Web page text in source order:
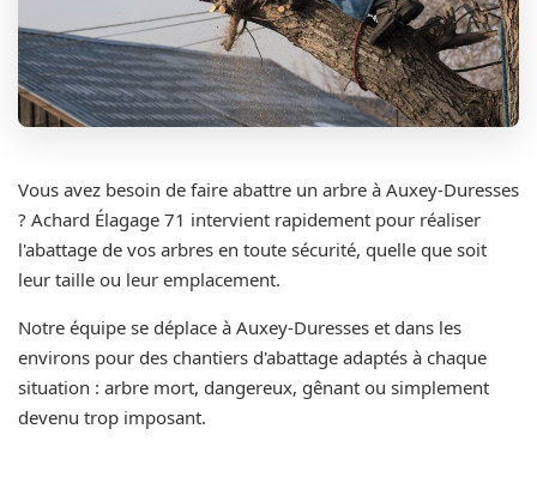
Vous avez besoin de faire abattre un arbre à Auxey-Duresses
? Achard Élagage 71 intervient rapidement pour réaliser
l'abattage de vos arbres en toute sécurité, quelle que soit
leur taille ou leur emplacement.
Notre équipe se déplace à Auxey-Duresses et dans les
environs pour des chantiers d'abattage adaptés à chaque
situation : arbre mort, dangereux, gênant ou simplement
devenu trop imposant.